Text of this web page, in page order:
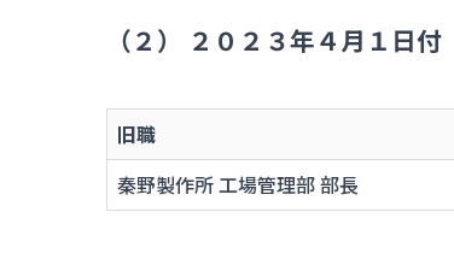
（２） ２０２３年４月１日
旧職
秦野製作所 工場管理部 部長